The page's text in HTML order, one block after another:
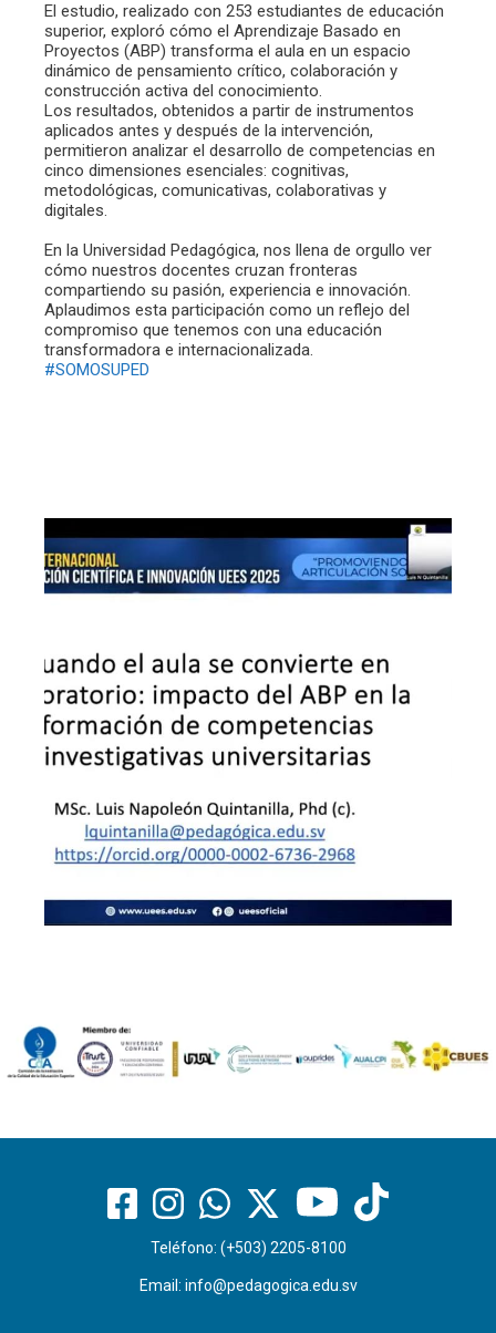
El estudio, realizado con 253 estudiantes de educación
superior, exploró cómo el Aprendizaje Basado en
Proyectos (ABP) transforma el aula en un espacio
dinámico de pensamiento crítico, colaboración y
construcción activa del conocimiento.
Los resultados, obtenidos a partir de instrumentos
aplicados antes y después de la intervención,
permitieron analizar el desarrollo de competencias en
cinco dimensiones esenciales: cognitivas,
metodológicas, comunicativas, colaborativas y
digitales.
En la Universidad Pedagógica, nos llena de orgullo ver
cómo nuestros docentes cruzan fronteras
compartiendo su pasión, experiencia e innovación.
Aplaudimos esta participación como un reflejo del
compromiso que tenemos con una educación
transformadora e internacionalizada.
#SOMOSUPED
Teléfono: (+503) 2205-8100
Email: info@pedagogica.edu.sv